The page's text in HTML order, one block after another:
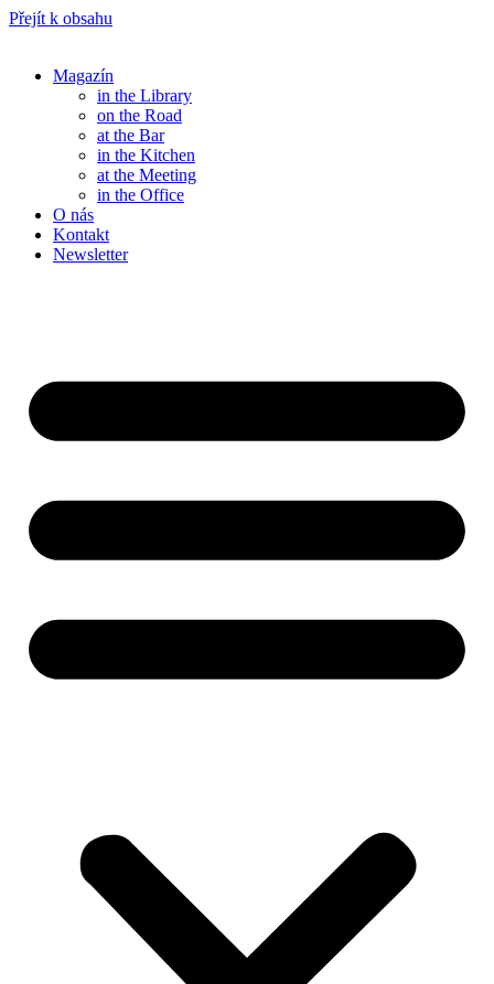
Přejít k obsahu
Magazín
in the Library
on the Road
at the Bar
in the Kitchen
at the Meeting
in the Office
O nás
Kontakt
Newsletter